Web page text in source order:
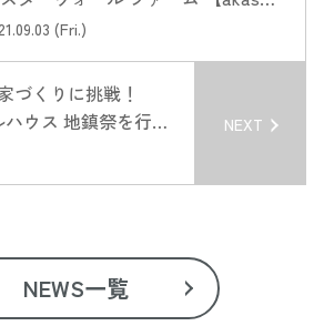
vol.3】
(Fri.)
づくりに挑戦！
ウス 地鎮祭を行
times vol.1】
NEXT
NEWS一覧